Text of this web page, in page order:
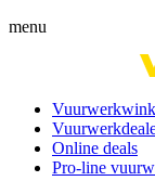
menu
Online deals
Pro-line